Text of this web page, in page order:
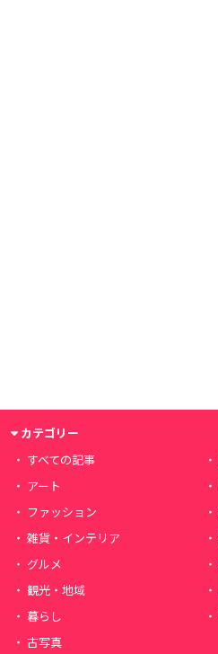
カテゴリー
すべての記事
アート
ファッション
雑貨・インテリア
グルメ
観光・地域
暮らし
古写真